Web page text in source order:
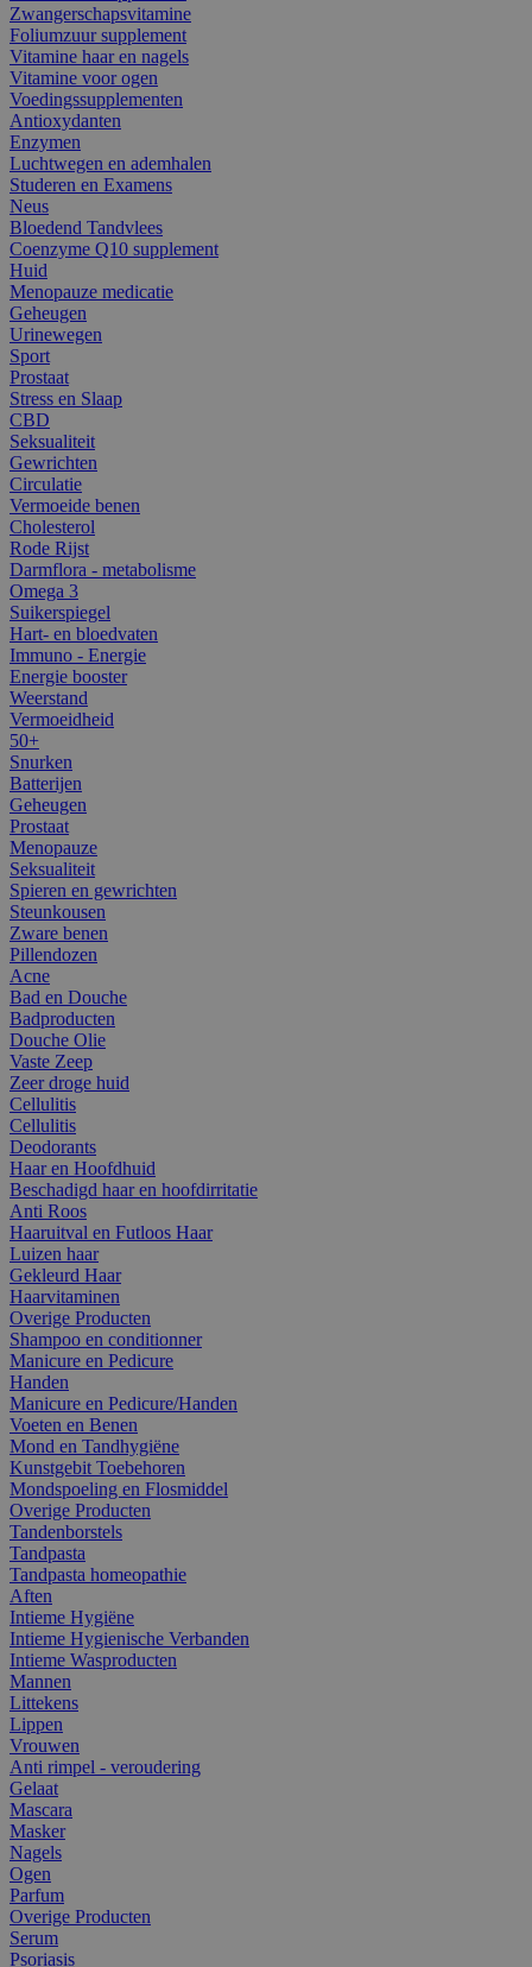
Zwangerschapsvitamine
Foliumzuur supplement
Vitamine haar en nagels
Vitamine voor ogen
Voedingssupplementen
Antioxydanten
Enzymen
Luchtwegen en ademhalen
Studeren en Examens
Neus
Bloedend Tandvlees
Coenzyme Q10 supplement
Huid
Menopauze medicatie
Geheugen
Urinewegen
Sport
Prostaat
Stress en Slaap
CBD
Seksualiteit
Gewrichten
Circulatie
Vermoeide benen
Cholesterol
Rode Rijst
Darmflora - metabolisme
Omega 3
Suikerspiegel
Hart- en bloedvaten
Immuno - Energie
Energie booster
Weerstand
Vermoeidheid
50+
Snurken
Batterijen
Geheugen
Prostaat
Menopauze
Seksualiteit
Spieren en gewrichten
Steunkousen
Zware benen
Pillendozen
Acne
Bad en Douche
Badproducten
Douche Olie
Vaste Zeep
Zeer droge huid
Cellulitis
Cellulitis
Deodorants
Haar en Hoofdhuid
Beschadigd haar en hoofdirritatie
Anti Roos
Haaruitval en Futloos Haar
Luizen haar
Gekleurd Haar
Haarvitaminen
Overige Producten
Shampoo en conditionner
Manicure en Pedicure
Handen
Manicure en Pedicure/Handen
Voeten en Benen
Mond en Tandhygiëne
Kunstgebit Toebehoren
Mondspoeling en Flosmiddel
Overige Producten
Tandenborstels
Tandpasta
Tandpasta homeopathie
Aften
Intieme Hygiëne
Intieme Hygienische Verbanden
Intieme Wasproducten
Mannen
Littekens
Lippen
Vrouwen
Anti rimpel - veroudering
Gelaat
Mascara
Masker
Nagels
Ogen
Parfum
Overige Producten
Serum
Psoriasis